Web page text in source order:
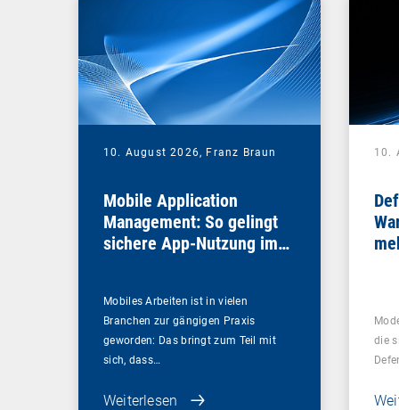
10. August 2026, Franz Braun
Mobile Application
Management: So gelingt
sichere App-Nutzung im
Mobiles Arbeiten ist in vielen
Branchen zur gängigen Praxis
geworden: Das bringt zum Teil mit
sich, dass…
Weiterlesen
10.
die